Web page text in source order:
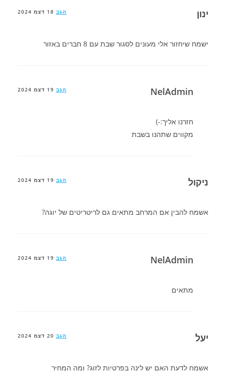
ינון הגב 18 דצמ 2024
ישמח שיחזור אלי מעונים לסגור שבת עם 8 חברים באזור
NelAdmin הגב 19 דצמ 2024
חזרנו אליך:-)
מקווים שתהנו בשבת
ניקול הגב 19 דצמ 2024
אשמח להבין אם המרחב מתאים גם לריטריטים של יוגה?
NelAdmin הגב 19 דצמ 2024
מתאים
יעל הגב 20 דצמ 2024
אשמח לדעת האם יש לינה בפרטיות לזוג? ומה המחיר